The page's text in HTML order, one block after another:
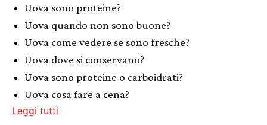
Uova sono proteine?
Uova quando non sono buone?
Uova come vedere se sono fresche?
Uova dove si conservano?
Uova sono proteine o carboidrati?
Uova cosa fare a cena?
Leggi tutti